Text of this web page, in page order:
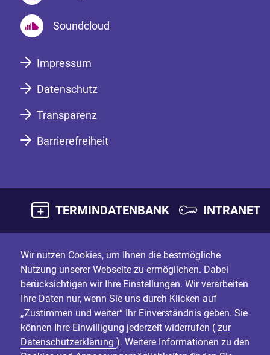
Soundcloud
Impressum
Datenschutz
Transparenz
Barrierefreiheit
TERMINDATENBANK INTRANET
Wir nutzen Cookies, um Ihnen die bestmögliche
Nutzung unserer Webseite zu ermöglichen. Dabei
berücksichtigen wir Ihre Einstellungen. Wir verarbeiten
Ihre Daten nur, wenn Sie uns durch Klicken auf
„Zustimmen und weiter“ Ihr Einverständnis geben. Sie
können Ihre Einwilligung jederzeit widerrufen ( zur
Datenschutzerklärung ). Weitere Informationen zu den